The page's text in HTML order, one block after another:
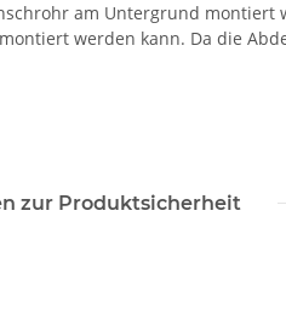
am Untergrund
werden kann. Da die
zur Produktsicherheit